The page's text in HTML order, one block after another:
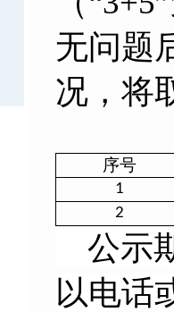
无问题
况，将
序号
1
2
公示
以电话